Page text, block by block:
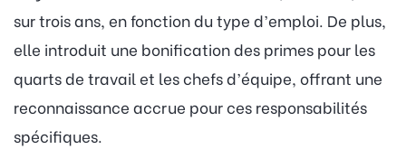
sur trois ans, en fonction du type d’emploi. De plus,
elle introduit une bonification des primes pour les
quarts de travail et les chefs d’équipe, offrant une
reconnaissance accrue pour ces responsabilités
spécifiques.